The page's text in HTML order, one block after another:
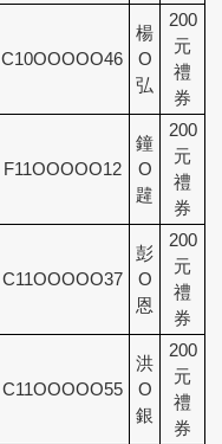
C10OOOOO46
楊
O
弘
200
元
禮
券
F11OOOOO12
鐘
O
韙
200
元
禮
券
C11OOOOO37
彭
O
恩
200
元
禮
券
C11OOOOO55
洪
O
銀
200
元
禮
券